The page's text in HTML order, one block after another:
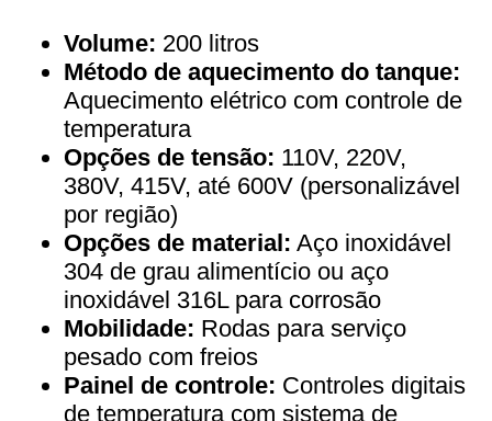
Volume: 200 litros
Método de aquecimento do tanque:
Aquecimento elétrico com controle de
temperatura
Opções de tensão: 110V, 220V,
380V, 415V, até 600V (personalizável
por região)
Opções de material: Aço inoxidável
304 de grau alimentício ou aço
inoxidável 316L para corrosão
Mobilidade: Rodas para serviço
pesado com freios
Painel de controle: Controles digitais
de temperatura com sistema de